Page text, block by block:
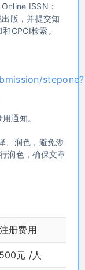
ISSN：
版，并提交知
CPCI检索。
stepone?
通知。
、润色，避免涉
润色，确保文章
注册费用
元 /人